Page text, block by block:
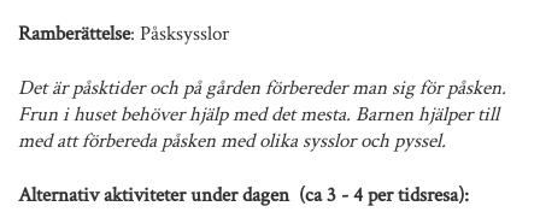
Ramberättelse: Påsksysslor
Det är påsktider och på gården förbereder man sig för påsken.
Frun i huset behöver hjälp med det mesta. Barnen hjälper till
med att förbereda påsken med olika sysslor och pyssel.
Alternativ aktiviteter under dagen (ca 3 - 4 per tidsresa):